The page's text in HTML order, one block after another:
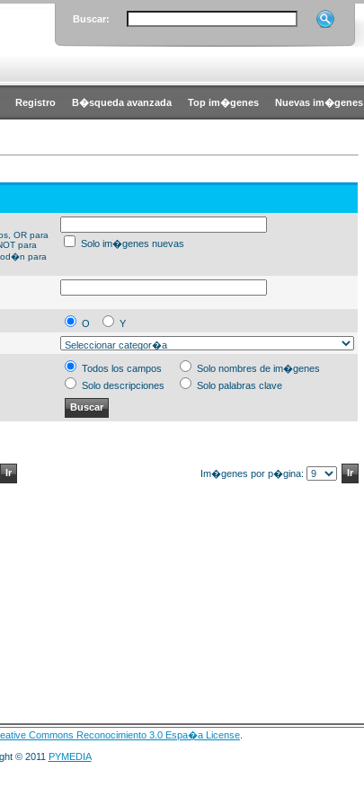
Buscar:
Registro B�squeda avanzada Top im�genes Nuevas im�genes
OR para
para
para
Solo im�genes nuevas
O
Y
Todos los campos
Solo nombres de im�genes
Solo descripciones
Solo palabras clave
Im�genes por p�gina:
Commons Reconocimiento 3.0 Espa�a License
© 2011 PYMEDIA